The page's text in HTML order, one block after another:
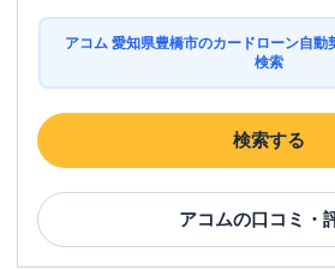
アコム 愛知県豊橋市のカードローン自動
検索
検索する
アコムの口コミ・